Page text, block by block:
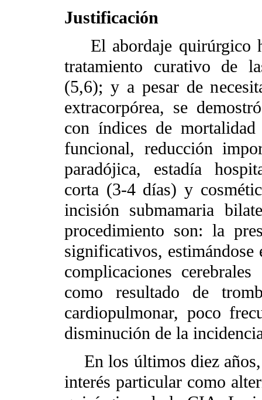
Justificación
El abordaje quirúrgico
tratamiento curativo de
(5,6); y a pesar de
extracorpórea, se
con índices de
funcional, reducción
paradójica, estadía
corta (3-4 días) y
incisión submamaria
procedimiento son: la
significativos, estimándose
complicaciones
como resultado de
cardiopulmonar, poco
disminución de la
En los últimos diez años,
interés particular como